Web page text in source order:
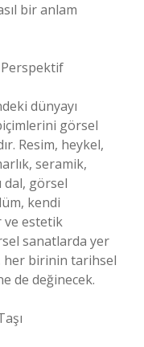
bir anlam
Perspektif
dünyayı
görsel
Resim, heykel,
seramik,
dal, görsel
kendi
ve estetik
sanatlarda yer
her birinin tarihsel
de değinecek.